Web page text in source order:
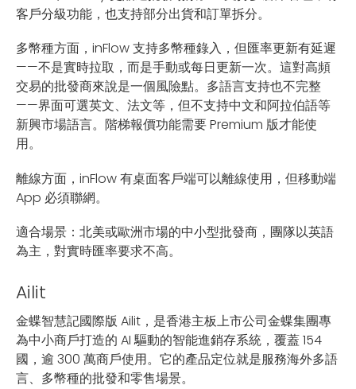
客戶分級功能，也支持部分出貨和訂單拆分。
多幣種方面，inFlow 支持多幣種錄入，但匯率更新有延遲
——不是實時拉取，而是手動或每日更新一次。這對高頻
交易的批發商來說是一個風險點。多語言支持也不完整
——界面可選英文、法文等，但不支持中文和阿拉伯語等
新興市場語言。階梯報價功能需要 Premium 版才能使
用。
離線方面，inFlow 有桌面客戶端可以離線使用，但移動端
App 必須聯網。
適合場景：北美或歐洲市場的中小型批發商，團隊以英語
為主，對實時匯率要求不高。
Ailit
金蝶智慧記國際版 Ailit，是香港主板上市公司金蝶集團專
為中小商戶打造的 AI 驅動的智能進銷存系統，覆蓋 154
國，逾 300 萬商戶使用。它的產品定位就是服務海外多語
言、多幣種的批發和零售場景。